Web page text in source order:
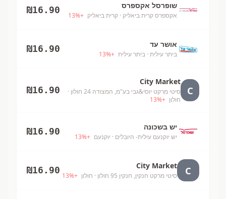
שופרסל אקספרס
אקספרס קרית ביאליק · קרית ביאליק +
13%
₪16.90
אושר עד
ביתר עילית · ביתר עילית +
13%
₪16.90
C
City Market
סיטי מרקט יוסי&גבי בע"מ, המצודה 24 חולון
·
חולון +
13%
₪16.90
יש בשכונה
יש יוקנעם עילית- היובלים · יוקנעם +
13%
₪16.90
C
City Market
סיטי מרקט חנקין, חנקין 95 חולון · חולון +
13%
₪16.90